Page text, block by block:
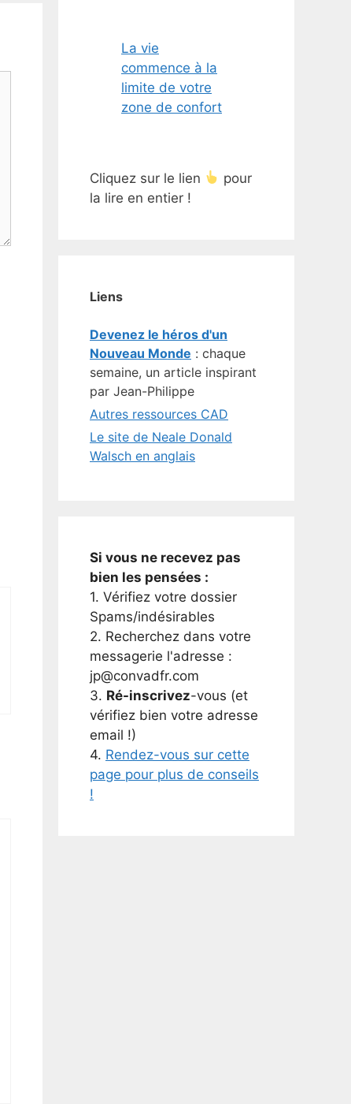
La vie
commence à la
limite de votre
zone de confort
Cliquez sur le lien
pour
la lire en entier !
Liens
Devenez le héros d'un
Nouveau Monde : chaque
semaine, un article inspirant
par Jean-Philippe
Autres ressources CAD
Le site de Neale Donald
Walsch en anglais
Si vous ne recevez pas
bien les pensées :
1. Vérifiez votre dossier
Spams/indésirables
2. Recherchez dans votre
messagerie l'adresse :
jp@convadfr.com
3. Ré-inscrivez-vous (et
vérifiez bien votre adresse
email !)
4. Rendez-vous sur cette
page pour plus de conseils
!